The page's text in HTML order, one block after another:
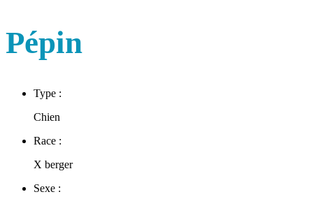
Pépin
Type :
Chien
Race :
X berger
Sexe :